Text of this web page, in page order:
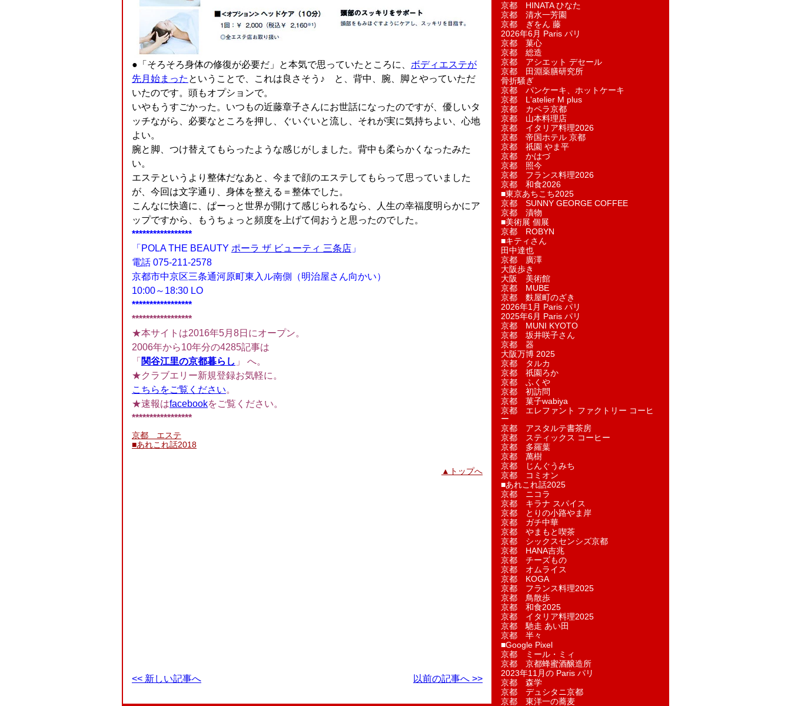
●「そろそろ身体の修復が必要だ」と本気で思っていたところに、 ボディエステが
先月始まった ということで、これは良さそう♪ と、背中、腕、脚とやっていただ
いたのです。頭もオプションで。
いやもうすごかった。いつもの近藤章子さんにお世話になったのですが、優しいタ
ッチながら、必要なところを押し、ぐいぐいと流し、それが実に気持ちよい、心地
よい。
腕と脚、つけ替えてもらったような感じがしました。背中も柔らかくなったみた
い。
エステというより整体だなあと、今まで顔のエステしてもらって思っていました
が、今回は文字通り、身体を整える＝整体でした。
こんなに快適に、ぱーっと世界が開けて感じられるなら、人生の幸福度明らかにア
ップですから、もうちょっと頻度を上げて伺おうと思ったのでした。
*****************
「POLA THE BEAUTY ポーラ ザ ビューティ 三条店 」
電話 075-211-2578
京都市中京区三条通河原町東入ル南側（明治屋さん向かい）
10:00～18:30 LO
*****************
*****************
★本サイトは2016年5月8日にオープン。
2006年から10年分の4285記事は
「 関谷江里の京都暮らし 」 へ。
★クラブエリー新規登録お気軽に。
こちらをご覧ください。
★速報はfacebookをご覧ください。
*****************
京都 エステ
■あれこれ話2018
▲トップへ
<< 新しい記事へ 以前の記事へ >>
京都 HINATA ひなた
京都 清水一芳園
京都 ぎをん 藤
2026年6月 Paris パリ
京都 菓​心
京都 総造
京都 アシエット デセール
京都 田淵薬膳研究所
骨折騒ぎ
京都 パンケーキ、ホットケーキ
京都 L'atelier M plus
京都 カペラ京都
京都 山本料理店
京都 イタリア料理2026
京都 帝国ホテル 京都
京都 祇園 やま平
京都 かはづ
京都 照今
京都 フランス料理2026
京都 和食2026
■東京あちこち2025
京都 SUNNY GEORGE COFFEE
京都 漬物
■美術展 個展
京都 ROBYN
■キティさん
田中達也
京都 廣澤
大阪歩き
大阪 美術館
京都 MUBE
京都 麩屋町のざき
2026年1月 Paris パリ
2025年6月 Paris パリ
京都 MUNI KYOTO
京都 坂井咲子さん
京都 器
大阪万博 2025
京都 タルカ
京都 祇園ろか
京都 ふくや
京都 初訪問
京都 菓子wabiya
京都 エレファント ファクトリー コーヒ
ー
京都 アスタルテ書茶房
京都 スティックス コーヒー
京都 多羅葉
京都 萬樹
京都 じんぐうみち
京都 コミオン
■あれこれ話2025
京都 ニコラ
京都 キラナ スパイス
京都 とりの小路やま岸
京都 ガチ中華
京都 やまもと喫茶
京都 シックスセンシズ京都
京都 HANA吉兆
京都 チーズもの
京都 オムライス
京都 KOGA
京都 フランス料理2025
京都 鳥散歩
京都 和食2025
京都 イタリア料理2025
京都 馳走 あい田
京都 半々
■Google Pixel
京都 ミール・ミィ
京都 京都蜂蜜酒醸造所
2023年11月の Paris パリ
京都 森学
京都 デュシタニ京都
京都 東洋一の蕎麦